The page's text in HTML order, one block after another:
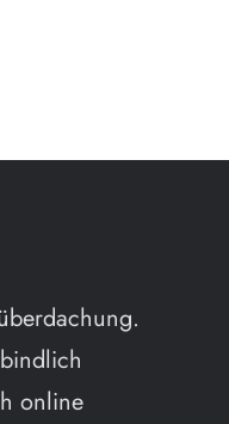
online